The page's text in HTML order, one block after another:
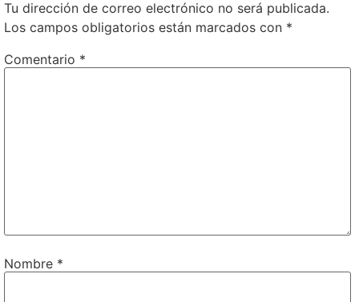
Tu dirección de correo electrónico no será publicada.
Los campos obligatorios están marcados con *
Comentario *
Nombre *